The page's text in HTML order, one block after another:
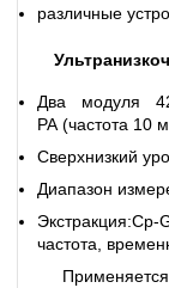
различные
Два модуля
PA (частота 10
Сверхнизкий
Диапазон
частота,